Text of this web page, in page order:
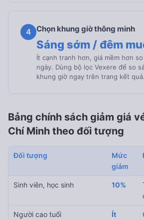
4 Chọn khung giờ thông minh
Sáng sớm / đêm
Ít cạnh tranh hơn, giá mềm hơn
ngày. Dùng bộ lọc Vexere để so
khung giờ ngay trên trang kết quả.
Bảng chính sách giảm giá
Chí Minh theo đối tượng
Đối tượng
Mức
giảm
Sinh viên, học sinh 10%
Người cao tuổi
Ít